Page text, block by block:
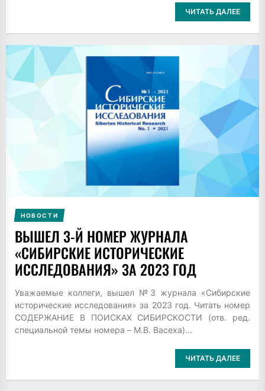
ЧИТАТЬ ДАЛЕЕ
НОВОСТИ
ВЫШЕЛ 3-Й НОМЕР ЖУРНАЛА
«СИБИРСКИЕ ИСТОРИЧЕСКИЕ
ИССЛЕДОВАНИЯ» ЗА 2023 ГОД
Уважаемые коллеги, вышел №3 журнала «Сибирские
исторические исследования» за 2023 год. Читать номер
СОДЕРЖАНИЕ В ПОИСКАХ СИБИРСКОСТИ (отв. ред.
специальной темы номера – М.В. Васеха)...
ЧИТАТЬ ДАЛЕЕ